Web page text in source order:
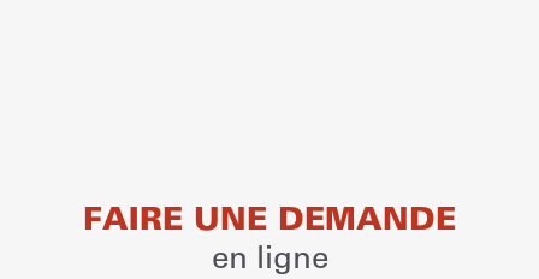
FAIRE UNE DEMANDE
en ligne